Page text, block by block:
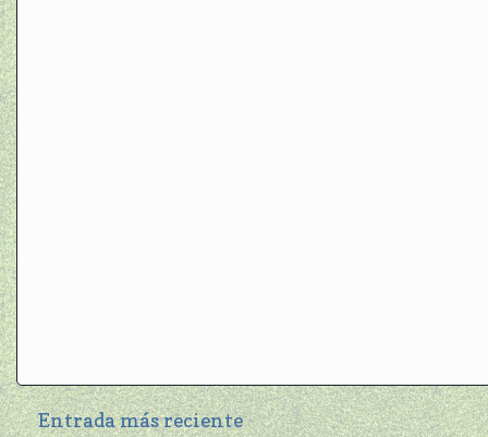
Entrada más reciente